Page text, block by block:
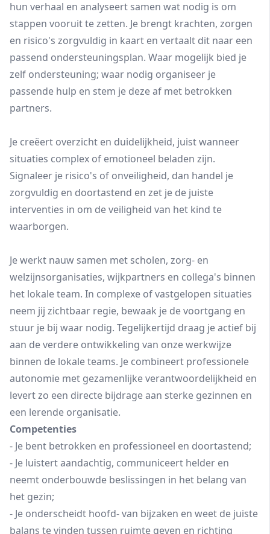
hun verhaal en analyseert samen wat nodig is om
stappen vooruit te zetten. Je brengt krachten, zorgen
en risico's zorgvuldig in kaart en vertaalt dit naar een
passend ondersteuningsplan. Waar mogelijk bied je
zelf ondersteuning; waar nodig organiseer je
passende hulp en stem je deze af met betrokken
partners.
Je creëert overzicht en duidelijkheid, juist wanneer
situaties complex of emotioneel beladen zijn.
Signaleer je risico's of onveiligheid, dan handel je
zorgvuldig en doortastend en zet je de juiste
interventies in om de veiligheid van het kind te
waarborgen.
Je werkt nauw samen met scholen, zorg- en
welzijnsorganisaties, wijkpartners en collega's binnen
het lokale team. In complexe of vastgelopen situaties
neem jij zichtbaar regie, bewaak je de voortgang en
stuur je bij waar nodig. Tegelijkertijd draag je actief bij
aan de verdere ontwikkeling van onze werkwijze
binnen de lokale teams. Je combineert professionele
autonomie met gezamenlijke verantwoordelijkheid en
levert zo een directe bijdrage aan sterke gezinnen en
een lerende organisatie.
Competenties
- Je bent betrokken en professioneel en doortastend;
- Je luistert aandachtig, communiceert helder en
neemt onderbouwde beslissingen in het belang van
het gezin;
- Je onderscheidt hoofd- van bijzaken en weet de juiste
balans te vinden tussen ruimte geven en richting